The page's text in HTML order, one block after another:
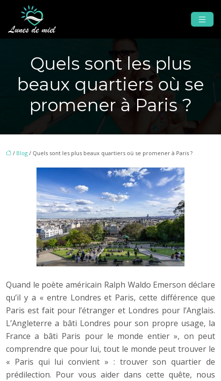
Quels sont les plus
beaux quartiers où se
promener à Paris ?
/ Blog / Quels sont les plus beaux quartiers où se promener à Paris ?
Quand le poète américain Ralph Waldo Emerson déclare
qu’il y a « entre Londres et Paris, cette différence que
Paris est fait pour l’étranger et Londres pour l’Anglais.
L’Angleterre a bâti Londres pour son propre usage, la
France a bâti Paris pour le monde entier », on peut
comprendre que pour lui, tout le monde peut trouver le
« Paris qui lui convient » : trouver son quartier de
prédilection. Pour vous aider dans cette quête, nous